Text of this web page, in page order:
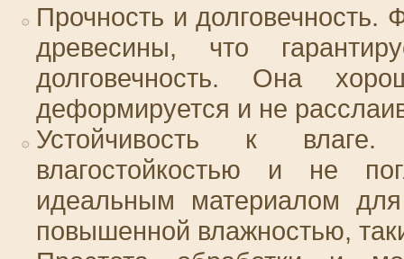
Прочность и долговечность.
древесины, что
долговечность. Она
деформируется и не
Устойчивость к
влагостойкостью и не
идеальным материалом
повышенной влажностью,